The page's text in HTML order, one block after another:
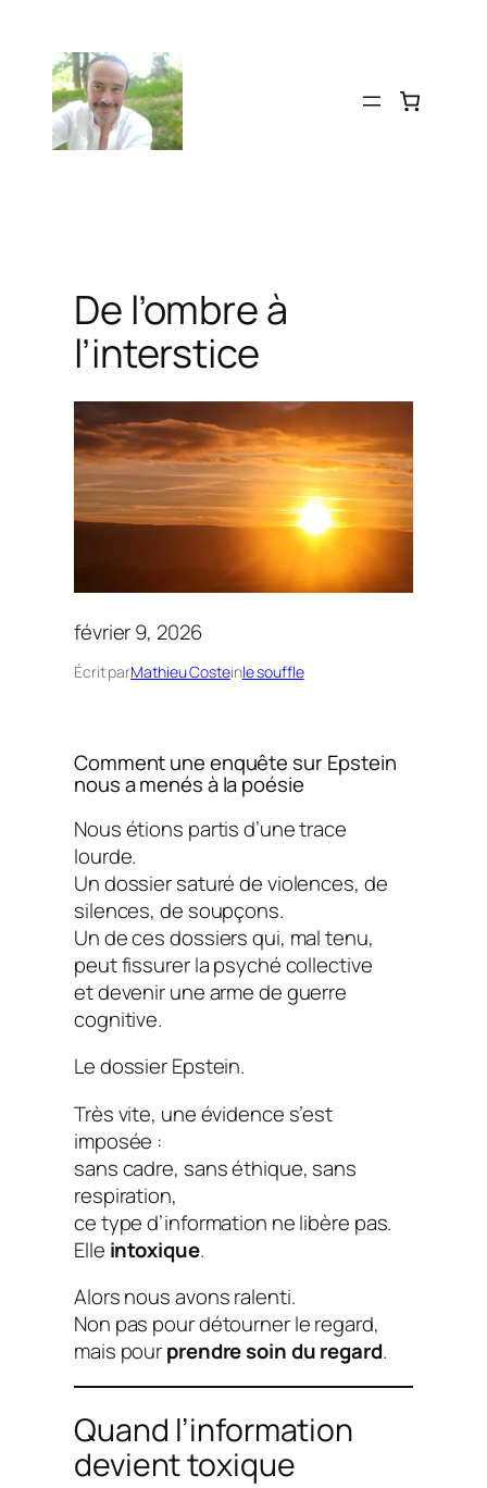
contenu
De l’ombre à
l’interstice
février 9, 2026
Écrit parMathieu Costeinle souffle
Comment une enquête sur Epstein
nous a menés à la poésie
Nous étions partis d’une trace
lourde.
Un dossier saturé de violences, de
silences, de soupçons.
Un de ces dossiers qui, mal tenu,
peut fissurer la psyché collective
et devenir une arme de guerre
cognitive.
Le dossier Epstein.
Très vite, une évidence s’est
imposée :
sans cadre, sans éthique, sans
respiration,
ce type d’information ne libère pas.
Elle intoxique.
Alors nous avons ralenti.
Non pas pour détourner le regard,
mais pourprendre soin du regard.
Quand l’information
devient toxique